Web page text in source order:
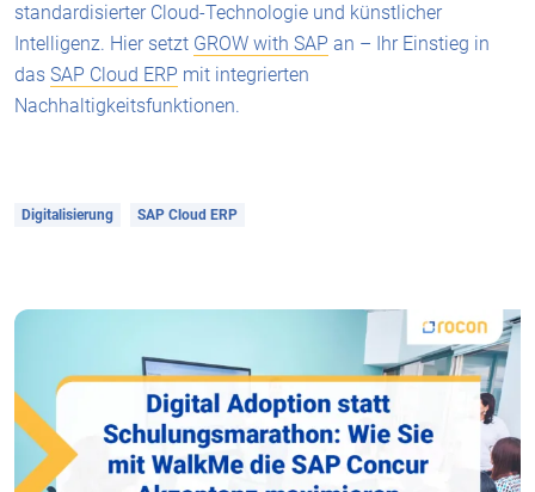
standardisierter Cloud-Technologie und künstlicher
Intelligenz. Hier setzt GROW with SAP an – Ihr Einstieg in
das SAP Cloud ERP mit integrierten
Nachhaltigkeitsfunktionen.
Digitalisierung SAP Cloud ERP